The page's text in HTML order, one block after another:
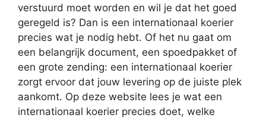
verstuurd moet worden en wil je dat het goed
geregeld is? Dan is een internationaal koerier
precies wat je nodig hebt. Of het nu gaat om
een belangrijk document, een spoedpakket of
een grote zending: een internationaal koerier
zorgt ervoor dat jouw levering op de juiste plek
aankomt. Op deze website lees je wat een
internationaal koerier precies doet, welke